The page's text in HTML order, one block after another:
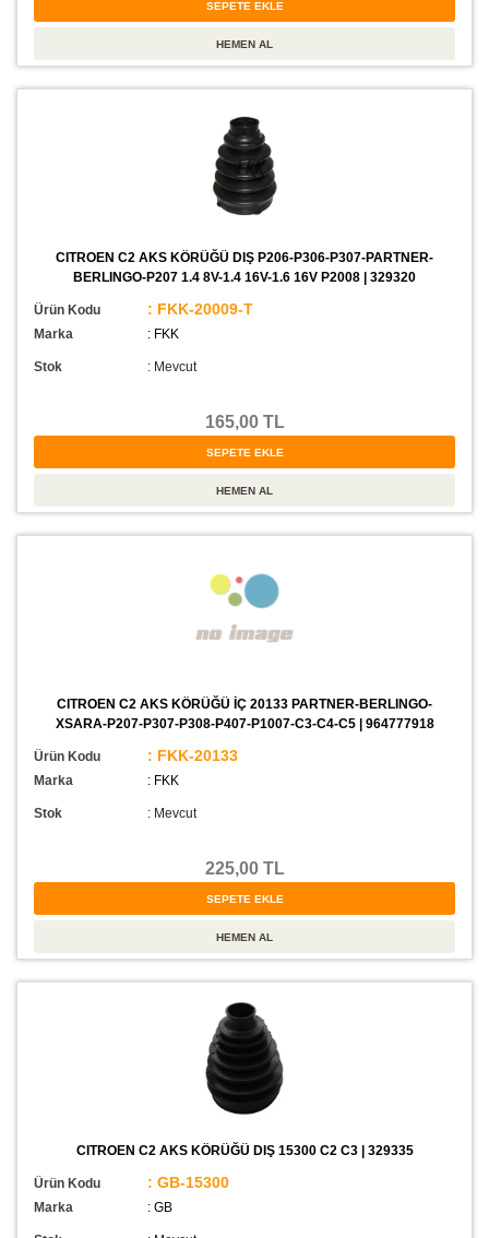
CITROEN C2 AKS KÖRÜĞÜ DIŞ P206-P306-P307-PARTNER-
BERLINGO-P207 1.4 8V-1.4 16V-1.6 16V P2008 | 329320
Ürün Kodu : FKK-20009-T
Marka : FKK
Stok : Mevcut
165,00 TL
CITROEN C2 AKS KÖRÜĞÜ İÇ 20133 PARTNER-BERLINGO-
XSARA-P207-P307-P308-P407-P1007-C3-C4-C5 | 964777918
Ürün Kodu : FKK-20133
Marka : FKK
Stok : Mevcut
225,00 TL
CITROEN C2 AKS KÖRÜĞÜ DIŞ 15300 C2 C3 | 329335
Ürün Kodu : GB-15300
Marka : GB